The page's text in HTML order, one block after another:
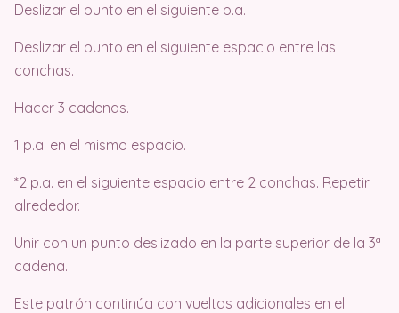
Deslizar el punto en el siguiente p.a.
Deslizar el punto en el siguiente espacio entre las
conchas.
Hacer 3 cadenas.
1 p.a. en el mismo espacio.
*2 p.a. en el siguiente espacio entre 2 conchas. Repetir
alrededor.
Unir con un punto deslizado en la parte superior de la 3ª
cadena.
Este patrón continúa con vueltas adicionales en el